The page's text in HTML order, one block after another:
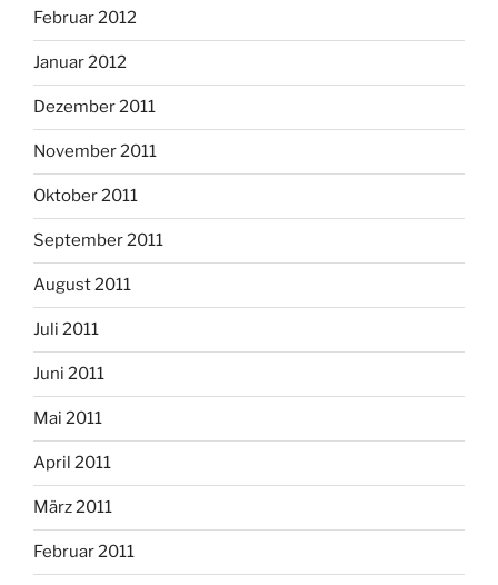
Februar 2012
Januar 2012
Dezember 2011
November 2011
Oktober 2011
September 2011
August 2011
Juli 2011
Juni 2011
Mai 2011
April 2011
März 2011
Februar 2011